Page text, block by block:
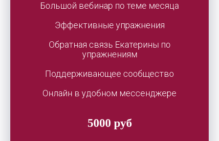
Большой вебинар по теме месяца
Эффективные упражнения
Обратная связь Екатерины по
упражнениям
Поддерживающее сообщество
Онлайн в удобном мессенджере
5000 руб